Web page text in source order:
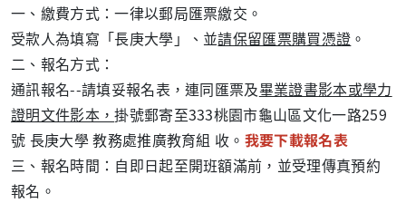
一、繳費方式：一律以郵局匯票繳交。
受款人為填寫「長庚大學」、並請保留匯票購買憑證 。
二、報名方式：
通訊報名--請填妥報名表，連同匯票及畢業證書影本或學力
證明文件影本，掛號郵寄至333桃園市龜山區文化一路259
號 長庚大學 教務處推廣教育組 收。 我要下載報名表
三、報名時間：自即日起至開班額滿前，並受理傳真預約
報名。